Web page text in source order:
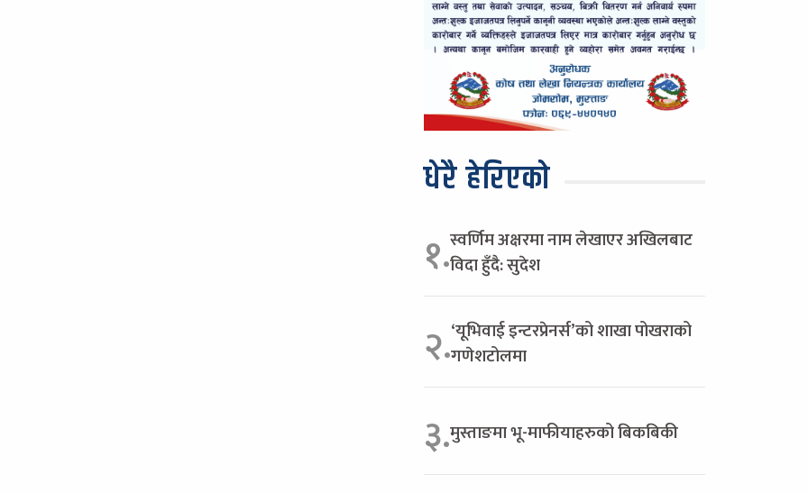
धेरै हेरिएको
१.स्वर्णिम अक्षरमा नाम लेखाएर अखिलबाट
विदा हुँदै: सुदेश
२.‘यूभिवाई इन्टरप्रेनर्स’को शाखा पोखराको
गणेशटोलमा
३.मुस्ताङमा भू-माफीयाहरुको बिकबिकी